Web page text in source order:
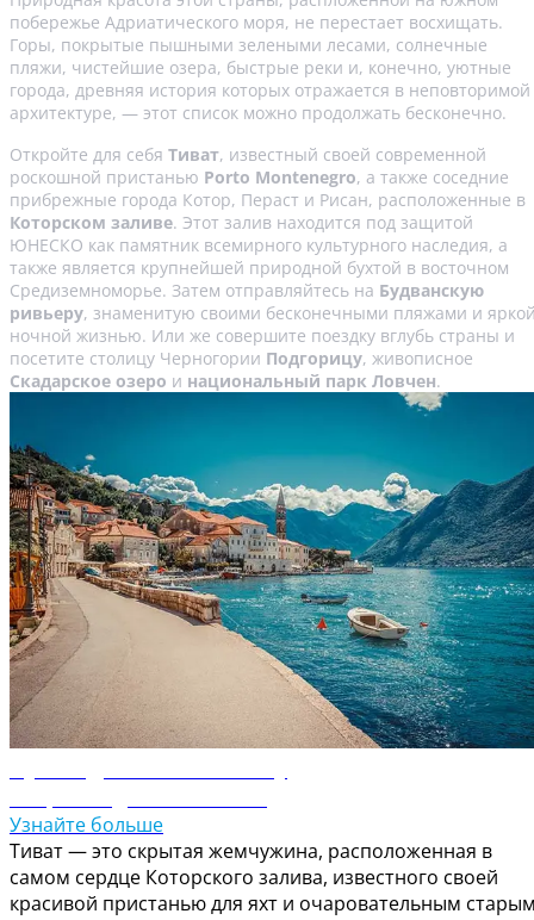
побережье Адриатического моря, не перестает восхищать.
Горы, покрытые пышными зелеными лесами, солнечные
пляжи, чистейшие озера, быстрые реки и, конечно, уютные
города, древняя история которых отражается в неповторимой
архитектуре, — этот список можно продолжать бесконечно.
Откройте для себя Тиват, известный своей современной
роскошной пристанью Porto Montenegro, а также соседние
прибрежные города Котор, Пераст и Рисан, расположенные в
Которском заливе. Этот залив находится под защитой
ЮНЕСКО как памятник всемирного культурного наследия, а
также является крупнейшей природной бухтой в восточном
Средиземноморье. Затем отправляйтесь на Будванскую
ривьеру, знаменитую своими бесконечными пляжами и
ночной жизнью. Или же совершите поездку вглубь страны и
посетите столицу Черногории Подгорицу, живописное
Скадарское озеро и национальный парк Ловчен.
Узнайте больше
Тиват — это скрытая жемчужина, расположенная в
самом сердце Которского залива, известного своей
красивой пристанью для яхт и очаровательным